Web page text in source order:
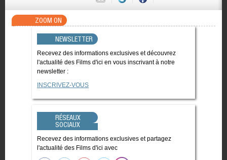
ZOOM ON
NEWSLETTER
Recevez des informations exclusives et découvrez
l'actualité des Films d'ici en vous inscrivant à notre
newsletter :
INSCRIVEZ-VOUS
RÉSEAUX
SOCIAUX
Recevez des informations exclusives et partagez
l'actualité des Films d'ici avec